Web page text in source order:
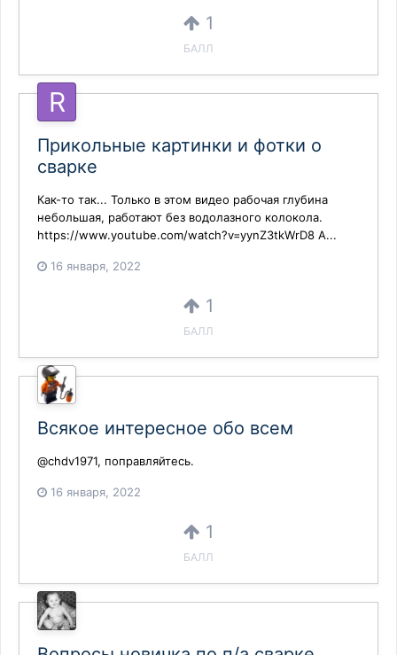
1
БАЛЛ
Прикольные картинки и фотки о
сварке
Как-то так... Только в этом видео рабочая глубина
небольшая, работают без водолазного колокола.
https://www.youtube.com/watch?v=yynZ3tkWrD8 А...
16 января, 2022
1
БАЛЛ
Всякое интересное обо всем
@chdv1971, поправляйтесь.
16 января, 2022
1
БАЛЛ